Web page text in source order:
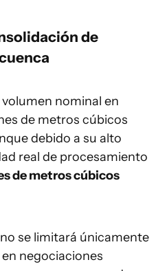
de
nominal en
de metros cúbicos
debido a su alto
real de procesamiento
de metros cúbicos
se limitará únicamente
negociaciones